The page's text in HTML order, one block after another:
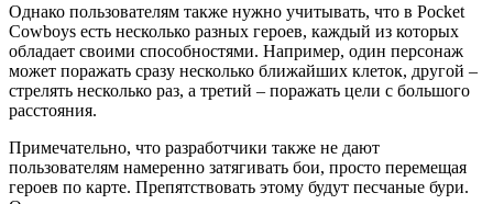
Однако пользователям также нужно учитывать, что в Pocket
Cowboys есть несколько разных героев, каждый из которых
обладает своими способностями. Например, один персонаж
может поражать сразу несколько ближайших клеток, другой –
стрелять несколько раз, а третий – поражать цели с большого
расстояния.
Примечательно, что разработчики также не дают
пользователям намеренно затягивать бои, просто перемещая
героев по карте. Препятствовать этому будут песчаные бури.